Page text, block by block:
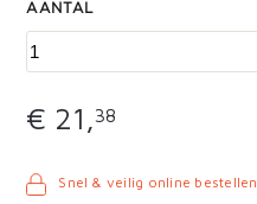
AANTAL
€ 21,38
Snel & veilig online bestellen